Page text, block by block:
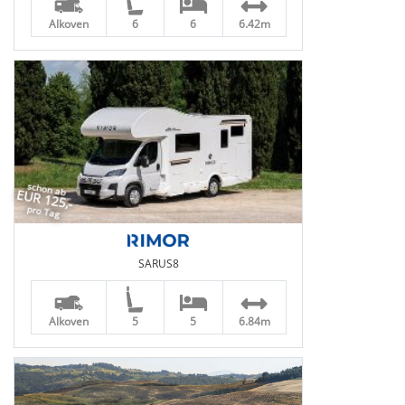
Alkoven 6 6 6.42m
schon ab
EUR 125,-
pro Tag
SARUS8
Alkoven 5 5 6.84m